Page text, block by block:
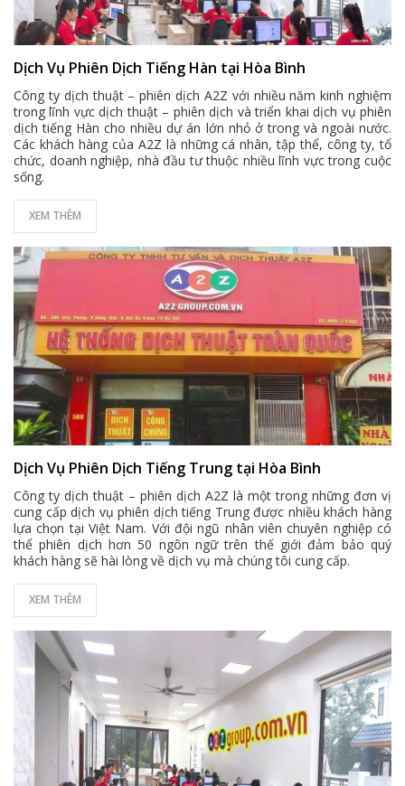
Dịch Vụ Phiên Dịch Tiếng Hàn tại Hòa Bình
Công ty dịch thuật – phiên dịch A2Z với nhiều năm kinh nghiệm
trong lĩnh vực dịch thuật – phiên dịch và triển khai dịch vụ phiên
dịch tiếng Hàn cho nhiều dự án lớn nhỏ ở trong và ngoài nước.
Các khách hàng của A2Z là những cá nhân, tập thể, công ty, tổ
chức, doanh nghiệp, nhà đầu tư thuộc nhiều lĩnh vực trong cuộc
sống.
XEM THÊM
Dịch Vụ Phiên Dịch Tiếng Trung tại Hòa Bình
Công ty dịch thuật – phiên dịch A2Z là một trong những đơn vị
cung cấp dịch vụ phiên dịch tiếng Trung được nhiều khách hàng
lựa chọn tại Việt Nam. Với đội ngũ nhân viên chuyên nghiệp có
thể phiên dịch hơn 50 ngôn ngữ trên thế giới đảm bảo quý
khách hàng sẽ hài lòng về dịch vụ mà chúng tôi cung cấp.
XEM THÊM